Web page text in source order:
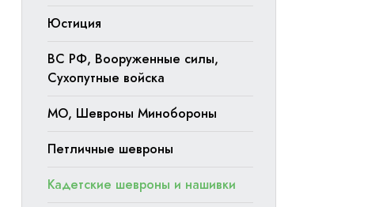
Юстиция
ВС РФ, Вооруженные силы,
Сухопутные войска
МО, Шевроны Минобороны
Петличные шевроны
Кадетские шевроны и нашивки